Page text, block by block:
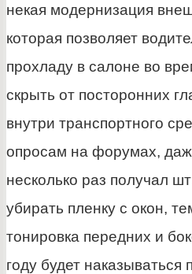
некая модернизация
которая позволяет
прохладу в салоне во
скрыть от посторонних
внутри транспортного
опросам на форумах,
несколько раз получал
убирать пленку с окон,
тонировка передних и
году будет